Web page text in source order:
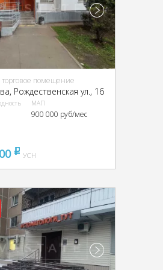
помещение
Рождественская ул., 16
МАП
900 000 руб/мес
pуб
УСН